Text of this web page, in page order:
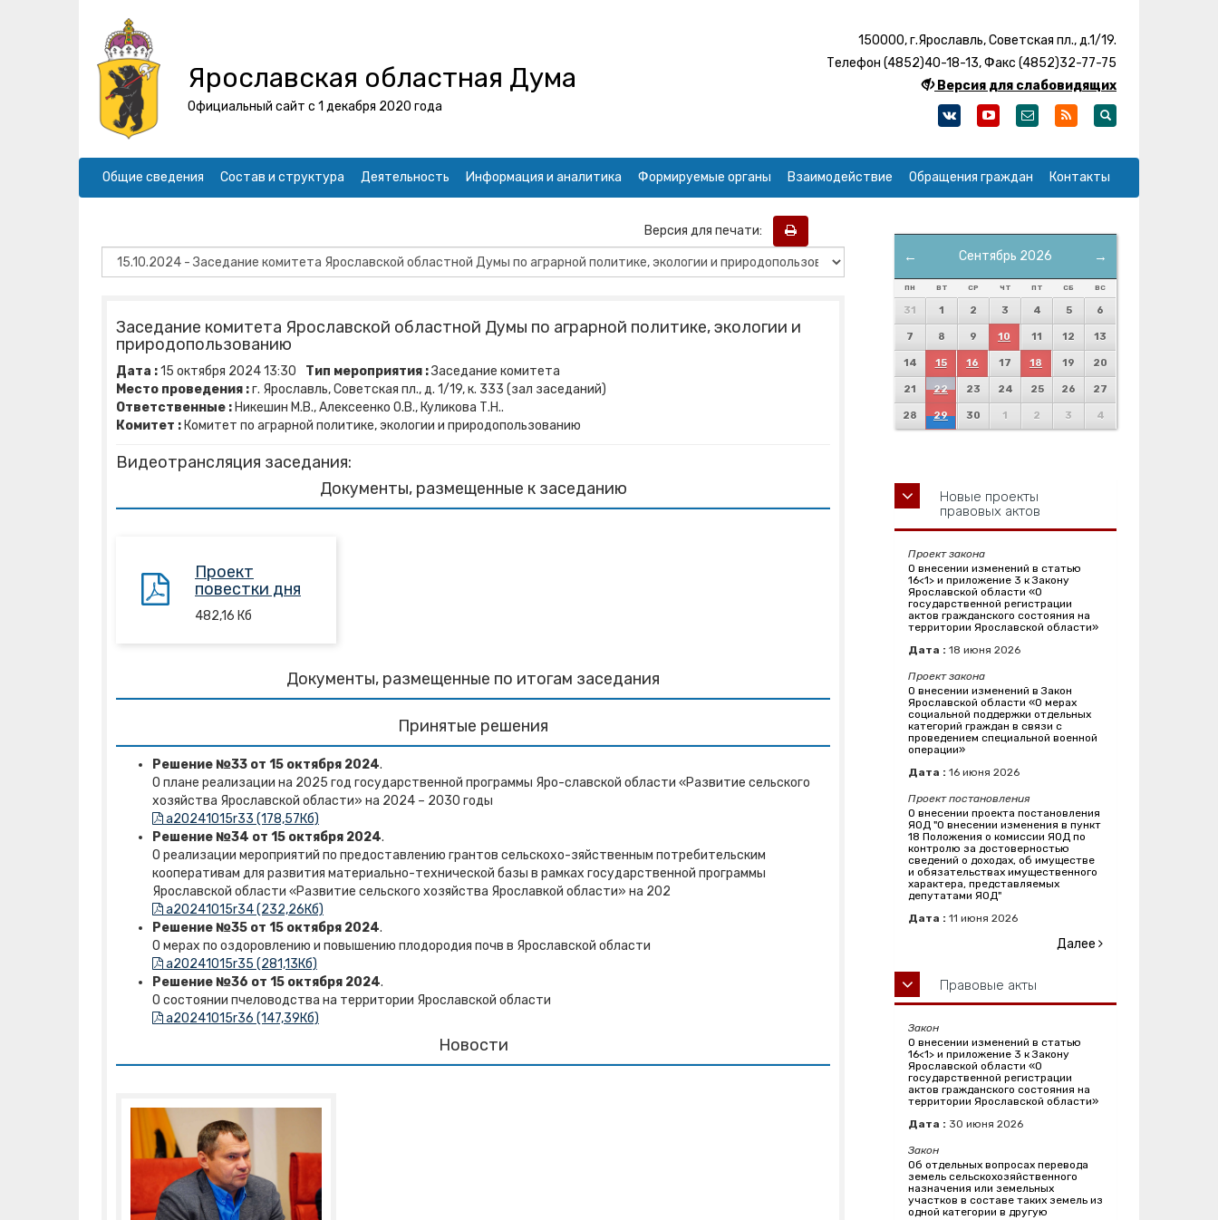
Ярославская областная Дума
Официальный сайт с 1 декабря 2020 года
150000, г.Ярославль, Советская пл., д.1/19.
Телефон (4852)40-18-13, Факс (4852)32-77-75
Версия для слабовидящих
Общие сведения Состав и структура Деятельность Информация и аналитика Формируемые органы Взаимодействие Обращения граждан Контакты
Версия для печати:
Заседание комитета Ярославской областной Думы по аграрной политике, экологии и
природопользованию
Дата :15 октября 202413:30 Тип мероприятия :Заседание комитета
Место проведения :г. Ярославль, Советская пл., д. 1/19, к. 333 (зал заседаний)
Ответственные : Никешин М.В., Алексеенко О.В., Куликова Т.Н..
Комитет : Комитет по аграрной политике, экологии и природопользованию
Видеотрансляция заседания:
Документы, размещенные к заседанию
Проект
повестки дня
482,16 Кб
Документы, размещенные по итогам заседания
Принятые решения
Решение №33 от 15 октября 2024.
О плане реализации на 2025 год государственной программы Яро-славской области «Развитие сельского
хозяйства Ярославской области» на 2024 – 2030 годы
a20241015r33 (178,57Кб)
Решение №34 от 15 октября 2024.
О реализации мероприятий по предоставлению грантов сельскохо-зяйственным потребительским
кооперативам для развития материально-технической базы в рамках государственной программы
Ярославской области «Развитие сельского хозяйства Ярославкой области» на 202
a20241015r34 (232,26Кб)
Решение №35 от 15 октября 2024.
О мерах по оздоровлению и повышению плодородия почв в Ярославской области
a20241015r35 (281,13Кб)
Решение №36 от 15 октября 2024.
О состоянии пчеловодства на территории Ярославской области
a20241015r36 (147,39Кб)
Новости
← →
Сентябрь 2026
ПН ВТ СР ЧТ ПТ СБ ВС
31 1 2 3 4 5 6
7 8 9 10 11 12 13
14 15 16 17 18 19 20
21 22 23 24 25 26 27
28 29 30 1 2 3 4
Новые проекты
правовых актов
Проект закона
О внесении изменений в статью
16<1> и приложение 3 к Закону
Ярославской области «О
государственной регистрации
актов гражданского состояния на
территории Ярославской области»
Дата : 18 июня 2026
Проект закона
О внесении изменений в Закон
Ярославской области «О мерах
социальной поддержки отдельных
категорий граждан в связи с
проведением специальной военной
операции»
Дата : 16 июня 2026
Проект постановления
О внесении проекта постановления
ЯОД "О внесении изменения в пункт
18 Положения о комиссии ЯОД по
контролю за достоверностью
сведений о доходах, об имуществе
и обязательствах имущественного
характера, представляемых
депутатами ЯОД"
Дата : 11 июня 2026
Далее
Правовые акты
Закон
О внесении изменений в статью
16<1> и приложение 3 к Закону
Ярославской области «О
государственной регистрации
актов гражданского состояния на
территории Ярославской области»
Дата : 30 июня 2026
Закон
Об отдельных вопросах перевода
земель сельскохозяйственного
назначения или земельных
участков в составе таких земель из
одной категории в другую